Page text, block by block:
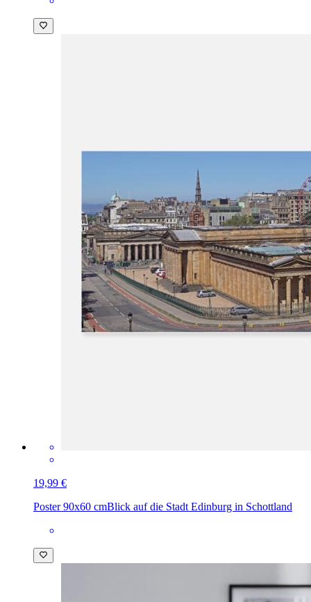
19,99 €
Poster 90x60 cmBlick auf die Stadt Edinburg in Schottland